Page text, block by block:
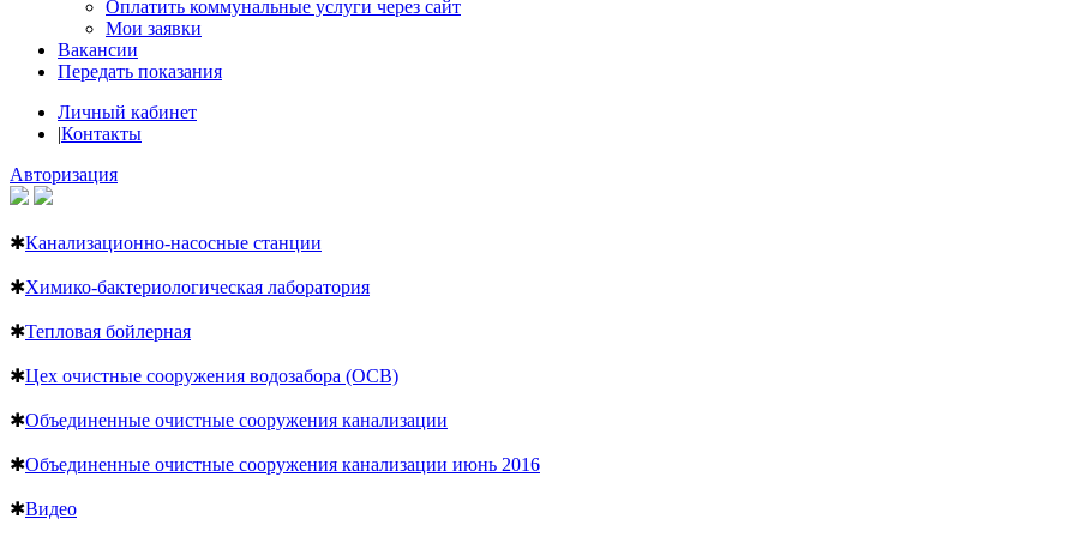
Оплатить коммунальные услуги через сайт
Мои заявки
Вакансии
Передать показания
Личный кабинет
|Контакты
Авторизация
✱Канализационно-насосные станции
✱Химико-бактериологическая лаборатория
✱Тепловая бойлерная
✱Цех очистные сооружения водозабора (ОСВ)
✱Объединенные очистные сооружения канализации
✱Объединенные очистные сооружения канализации июнь 2016
✱Видео